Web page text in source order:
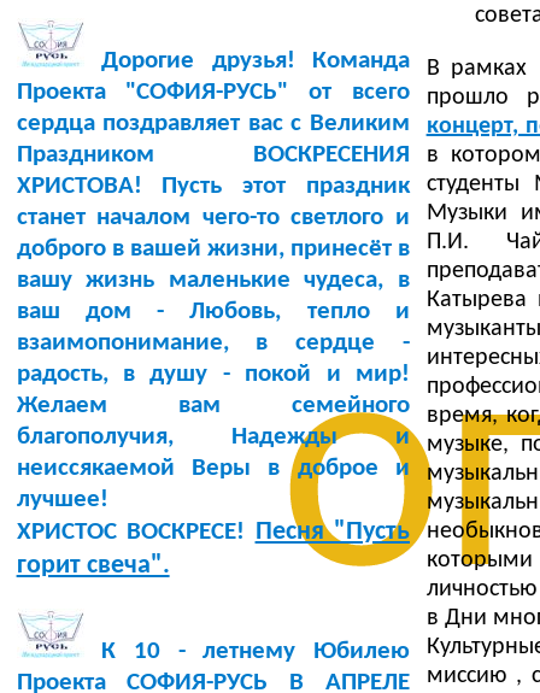
Дорогие друзья! Команда
Проекта "СОФИЯ-РУСЬ" от всего
сердца поздравляет вас с Великим
Праздником ВОСКРЕСЕНИЯ
ХРИСТОВА! Пусть этот праздник
станет началом чего-то светлого и
доброго в вашей жизни, принесёт в
вашу жизнь маленькие чудеса, в
ваш дом - Любовь, тепло и
взаимопонимание, в сердце -
радость, в душу - покой и мир!
Желаем вам семейного
благополучия, Надежды и
неиссякаемой Веры в доброе и
лучшее!
ХРИСТОС ВОСКРЕСЕ! Песня "Пусть
горит свеча".
К 10 - летнему Юбилею
Проекта СОФИЯ-РУСЬ В АПРЕЛЕ
В рамках
прошло
концерт,
в
студенты
Музыки
П.И.
время,
музыке,
в Дни
миссию ,